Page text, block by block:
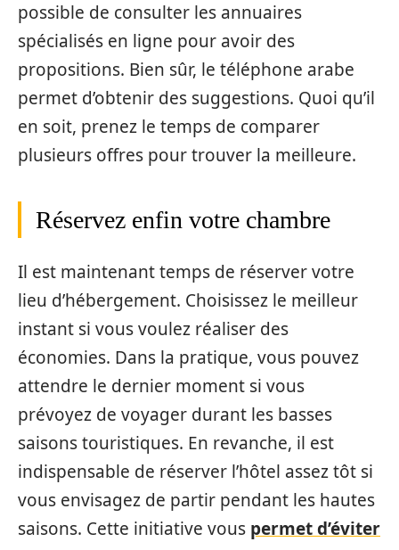
possible de consulter les annuaires
spécialisés en ligne pour avoir des
propositions. Bien sûr, le téléphone arabe
permet d’obtenir des suggestions. Quoi qu’il
en soit, prenez le temps de comparer
plusieurs offres pour trouver la meilleure.
Réservez enfin votre chambre
Il est maintenant temps de réserver votre
lieu d’hébergement. Choisissez le meilleur
instant si vous voulez réaliser des
économies. Dans la pratique, vous pouvez
attendre le dernier moment si vous
prévoyez de voyager durant les basses
saisons touristiques. En revanche, il est
indispensable de réserver l’hôtel assez tôt si
vous envisagez de partir pendant les hautes
saisons. Cette initiative vous permet d’éviter